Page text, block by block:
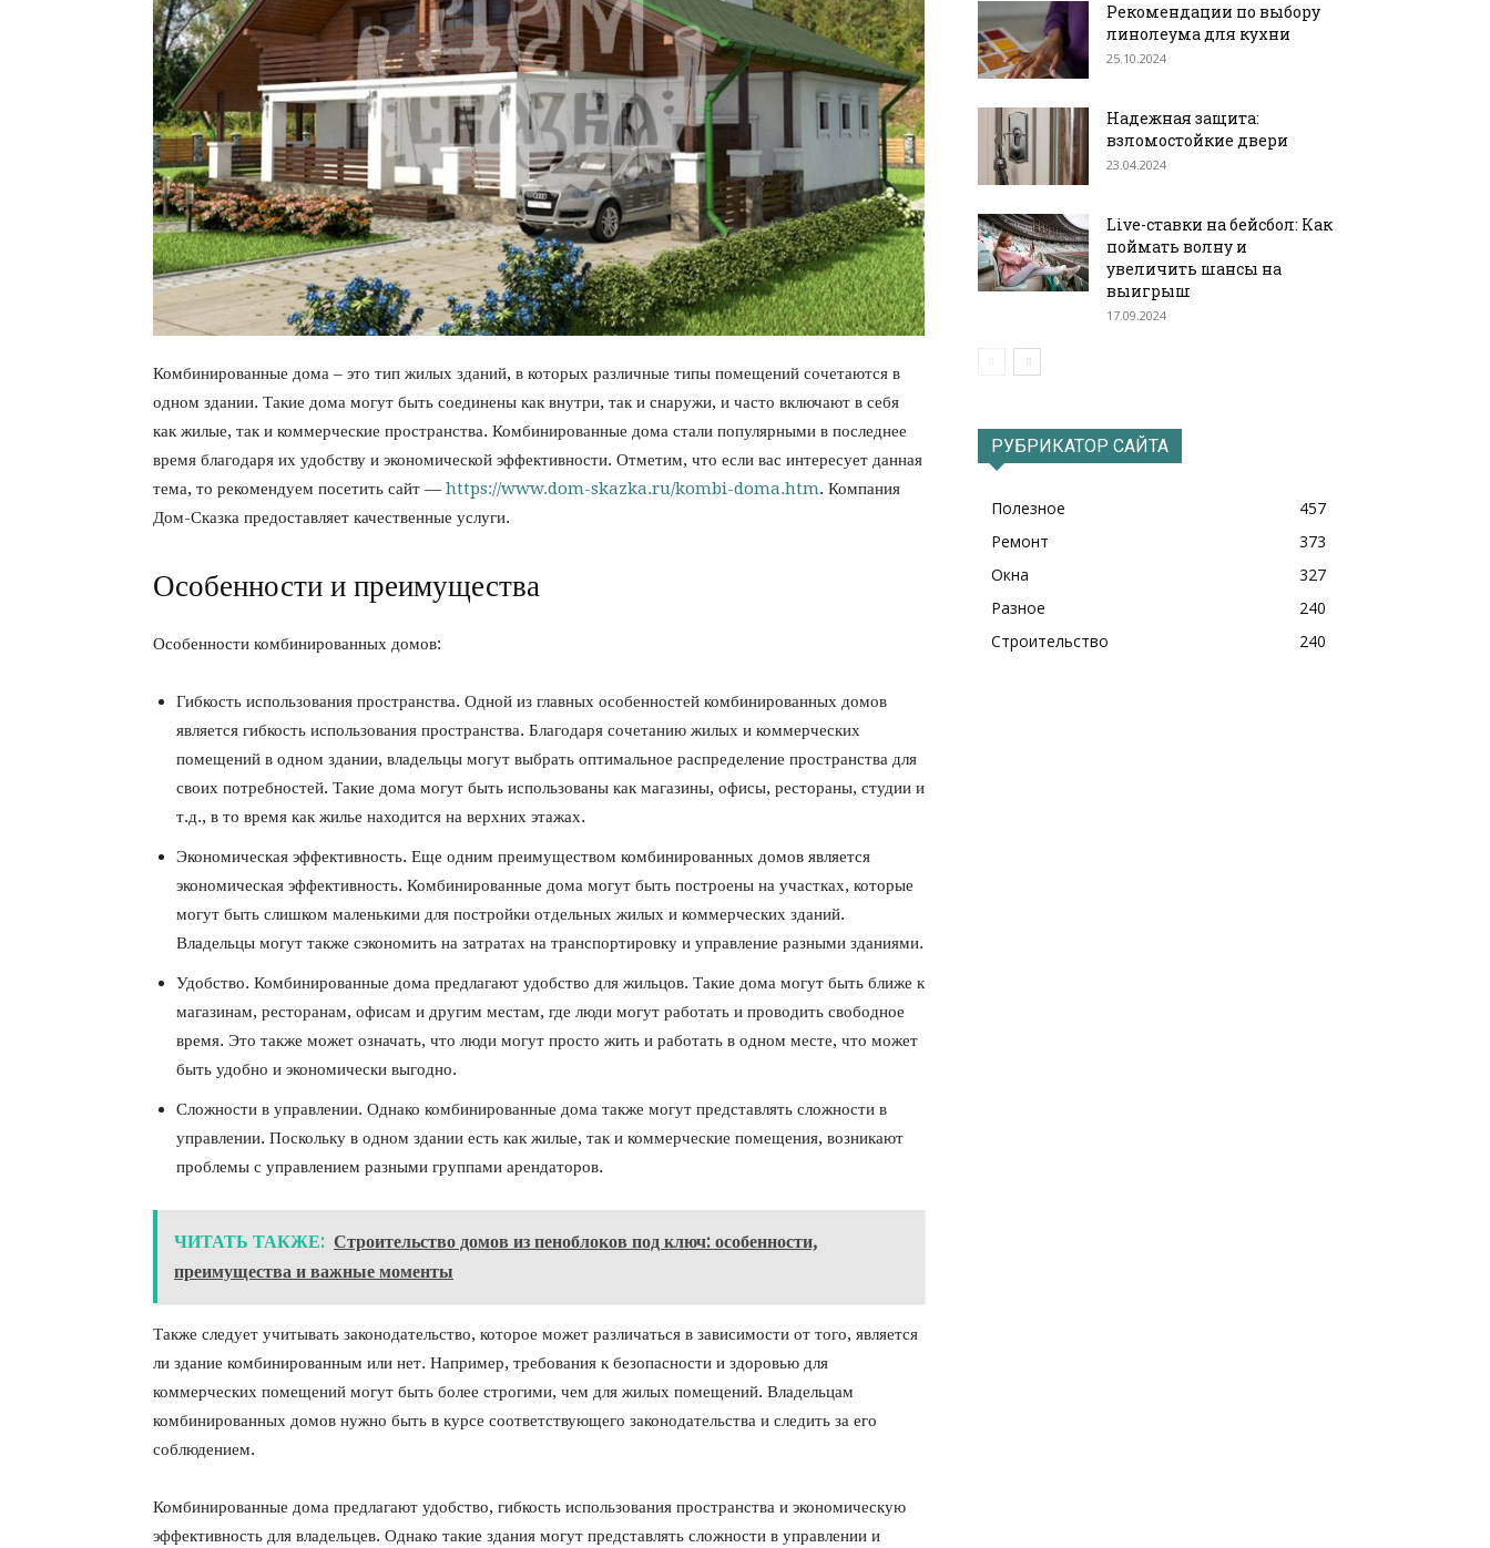
Комбинированные дома – это тип жилых зданий, в которых различные типы помещений сочетаются в
одном здании. Такие дома могут быть соединены как внутри, так и снаружи, и часто включают в себя
как жилые, так и коммерческие пространства. Комбинированные дома стали популярными в последнее
время благодаря их удобству и экономической эффективности. Отметим, что если вас интересует данная
тема, то рекомендуем посетить сайт — https://www.dom-skazka.ru/kombi-doma.htm. Компания
Дом-Сказка предоставляет качественные услуги.
Особенности и преимущества
Особенности комбинированных домов:
Гибкость использования пространства. Одной из главных особенностей комбинированных домов
является гибкость использования пространства. Благодаря сочетанию жилых и коммерческих
помещений в одном здании, владельцы могут выбрать оптимальное распределение пространства для
своих потребностей. Такие дома могут быть использованы как магазины, офисы, рестораны, студии и
т.д., в то время как жилье находится на верхних этажах.
Экономическая эффективность. Еще одним преимуществом комбинированных домов является
экономическая эффективность. Комбинированные дома могут быть построены на участках, которые
могут быть слишком маленькими для постройки отдельных жилых и коммерческих зданий.
Владельцы могут также сэкономить на затратах на транспортировку и управление разными зданиями.
Удобство. Комбинированные дома предлагают удобство для жильцов. Такие дома могут быть ближе к
магазинам, ресторанам, офисам и другим местам, где люди могут работать и проводить свободное
время. Это также может означать, что люди могут просто жить и работать в одном месте, что может
быть удобно и экономически выгодно.
Сложности в управлении. Однако комбинированные дома также могут представлять сложности в
управлении. Поскольку в одном здании есть как жилые, так и коммерческие помещения, возникают
проблемы с управлением разными группами арендаторов.
ЧИТАТЬ ТАКЖЕ: Строительство домов из пеноблоков под ключ: особенности,
преимущества и важные моменты
Также следует учитывать законодательство, которое может различаться в зависимости от того, является
ли здание комбинированным или нет. Например, требования к безопасности и здоровью для
коммерческих помещений могут быть более строгими, чем для жилых помещений. Владельцам
комбинированных домов нужно быть в курсе соответствующего законодательства и следить за его
соблюдением.
Комбинированные дома предлагают удобство, гибкость использования пространства и экономическую
эффективность для владельцев. Однако такие здания могут представлять сложности в управлении и
Рекомендации по выбору
линолеума для кухни
25.10.2024
Надежная защита:
взломостойкие двери
23.04.2024
Live-ставки на бейсбол: Как
поймать волну и
увеличить шансы на
выигрыш
17.09.2024
РУБРИКАТОР САЙТА
Полезное
457
Ремонт
373
Окна
327
Разное
240
Строительство
240